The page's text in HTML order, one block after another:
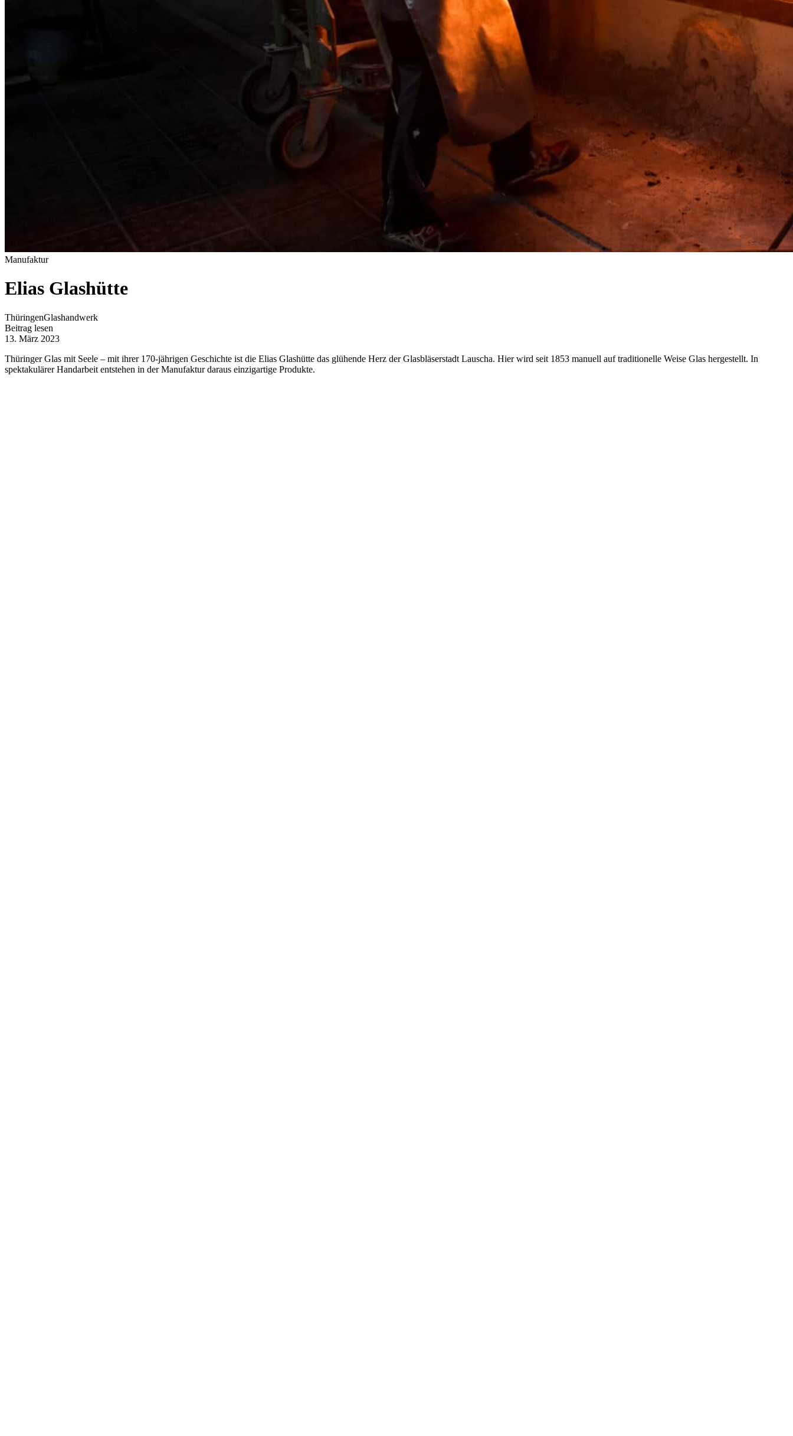
Manufaktur
Elias Glashütte
ThüringenGlashandwerk
Beitrag lesen
13. März 2023
Thüringer Glas mit Seele – mit ihrer 170-jährigen Geschichte ist die Elias Glashütte das glühende Herz der Glasbläserstadt Lauscha. Hier wird seit 1853 manuell auf traditionelle Weise Glas hergestellt. In
spektakulärer Handarbeit entstehen in der Manufaktur daraus einzigartige Produkte.